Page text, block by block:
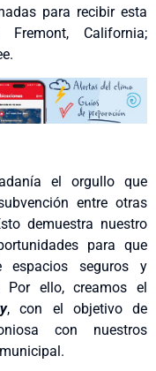
para recibir esta
Fremont, California;
el orgullo que
entre otras
demuestra nuestro
para que
espacios seguros y
Por ello, creamos el
, con el objetivo de
con nuestros